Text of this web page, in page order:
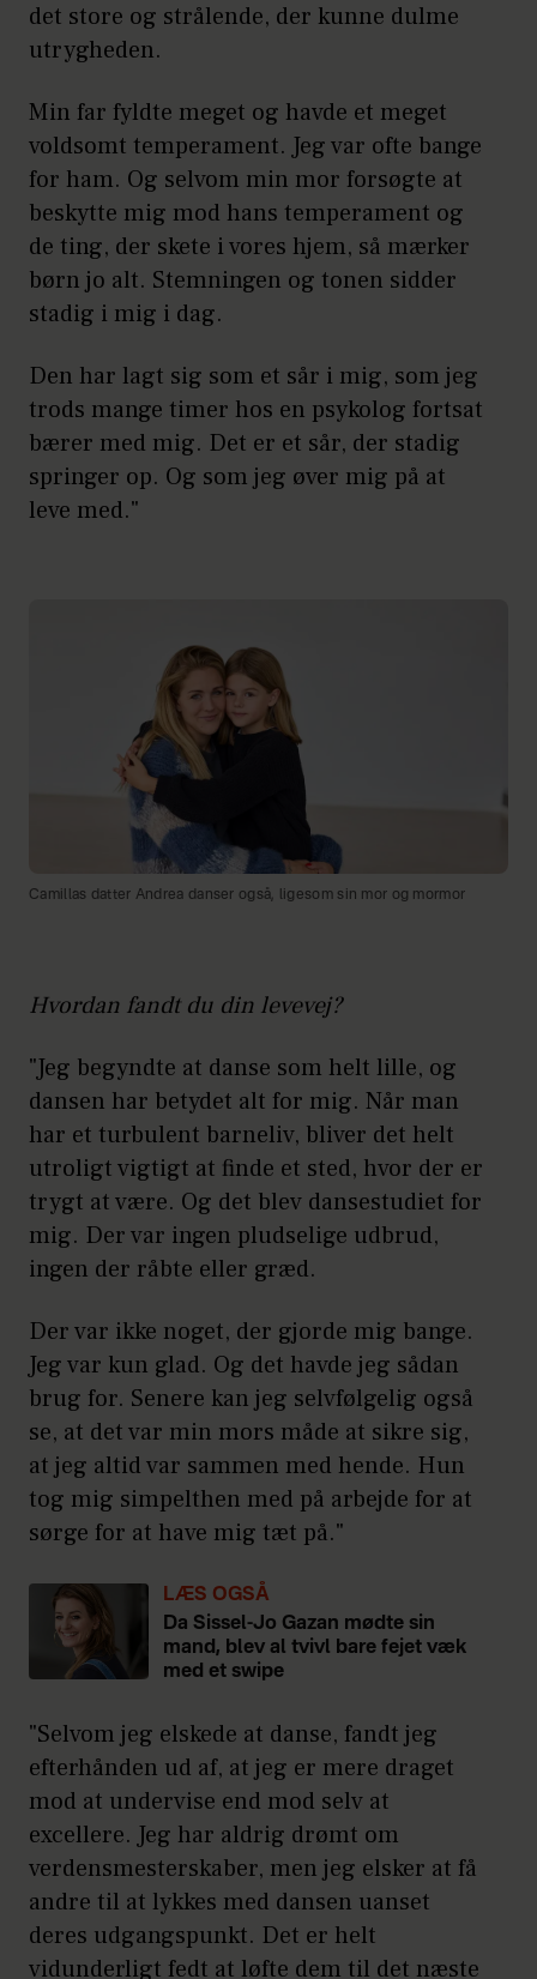
det store og strålende, der kunne dulme
utrygheden.
Min far fyldte meget og havde et meget
voldsomt temperament. Jeg var ofte bange
for ham. Og selvom min mor forsøgte at
beskytte mig mod hans temperament og
de ting, der skete i vores hjem, så mærker
børn jo alt. Stemningen og tonen sidder
stadig i mig i dag.
Den har lagt sig som et sår i mig, som jeg
trods mange timer hos en psykolog fortsat
bærer med mig. Det er et sår, der stadig
springer op. Og som jeg øver mig på at
leve med."
Camillas datter Andrea danser også, ligesom sin mor og mormor
Hvordan fandt du din levevej?
­"Jeg begyndte at danse som helt lille, og
dansen har betydet alt for mig. Når man
har et turbulent barneliv, bliver det helt
utroligt vigtigt at finde et sted, hvor der er
trygt at være. Og det blev dansestudiet for
mig. Der var ingen pludselige udbrud,
ingen der råbte eller græd.
Der var ikke noget, der gjorde mig bange.
Jeg var kun glad. Og det havde jeg sådan
brug for. Senere kan jeg selvfølgelig også
se, at det var min mors måde at sikre sig,
at jeg altid var sammen med hende. Hun
tog mig simpelthen med på arbejde for at
sørge for at have mig tæt på."
LÆS OGSÅ
Da Sissel-Jo Gazan mødte sin
mand, blev al tvivl bare fejet væk
med et swipe
"Selvom jeg elskede at danse, fandt jeg
efterhånden ud af, at jeg er mere draget
mod at undervise end mod selv at
excellere. Jeg har aldrig drømt om
verdensmesterskaber, men jeg elsker at få
andre til at lykkes med dansen uanset
deres udgangspunkt. Det er helt
vidunderligt fedt at løfte dem til det næste